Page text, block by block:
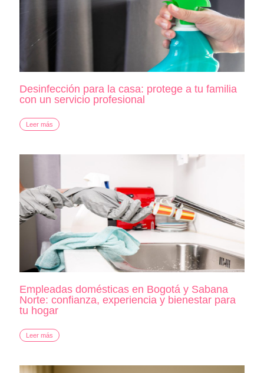
Desinfección para la casa: protege a tu familia
con un servicio profesional
Leer más
Empleadas domésticas en Bogotá y Sabana
Norte: confianza, experiencia y bienestar para
tu hogar
Leer más